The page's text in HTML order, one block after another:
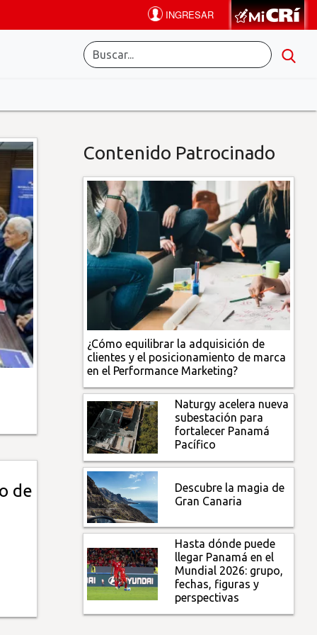
de
Contenido Patrocinado
¿Cómo equilibrar la adquisición de
clientes y el posicionamiento de marca
en el Performance Marketing?
Naturgy acelera nueva
subestación para
fortalecer Panamá
Pacífico
Descubre la magia de
Gran Canaria
Hasta dónde puede
llegar Panamá en el
Mundial 2026: grupo,
fechas, figuras y
perspectivas